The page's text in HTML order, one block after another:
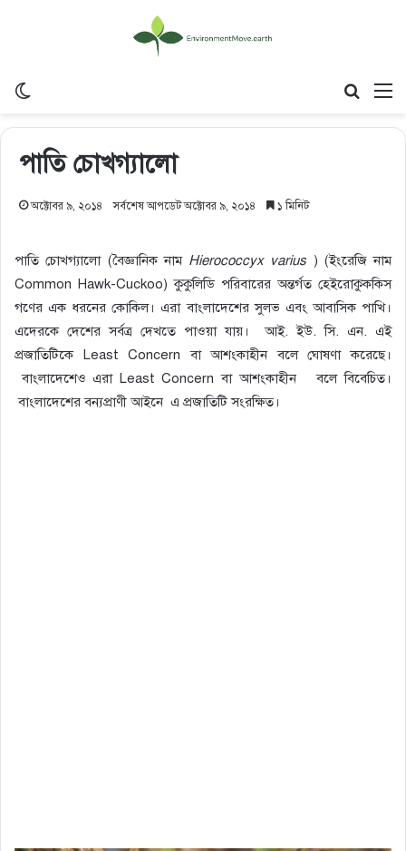
পাতি চোখগ্যালো
অক্টোবর ৯, ২০১৪ সর্বশেষ আপডেট অক্টোবর ৯, ২০১৪ ১ মিনিট
পাতি চোখগ্যালো (বৈজ্ঞানিক নাম Hierococcyx varius ) (ইংরেজি নাম
Common Hawk-Cuckoo) কুকুলিডি পরিবারের অন্তর্গত হেইরোকুককিস
গণের এক ধরনের কোকিল। এরা বাংলাদেশের সুলভ এবং আবাসিক পাখি।
এদেরকে দেশের সর্বত্র দেখতে পাওয়া যায়। আই. ইউ. সি. এন. এই
প্রজাতিটিকে Least Concern বা আশংকাহীন বলে ঘোষণা করেছে।
বাংলাদেশেও এরা Least Concern বা আশংকাহীন বলে বিবেচিত।
বাংলাদেশের বন্যপ্রাণী আইনে এ প্রজাতিটি সংরক্ষিত।